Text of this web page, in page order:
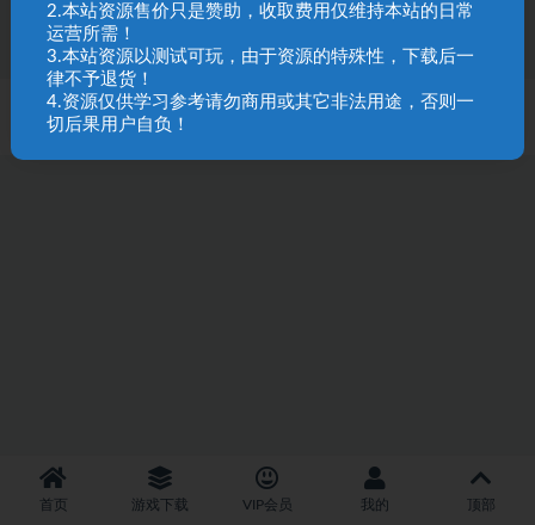
SQL 请求数：29 次
首页 游戏下载 VIP会员 我的 顶部
2.本站资源售价只是赞助，收取费用仅维持本站的日常
运营所需！
3.本站资源以测试可玩，由于资源的特殊性，下载后一
律不予退货！
4.资源仅供学习参考请勿商用或其它非法用途，否则一
切后果用户自负！